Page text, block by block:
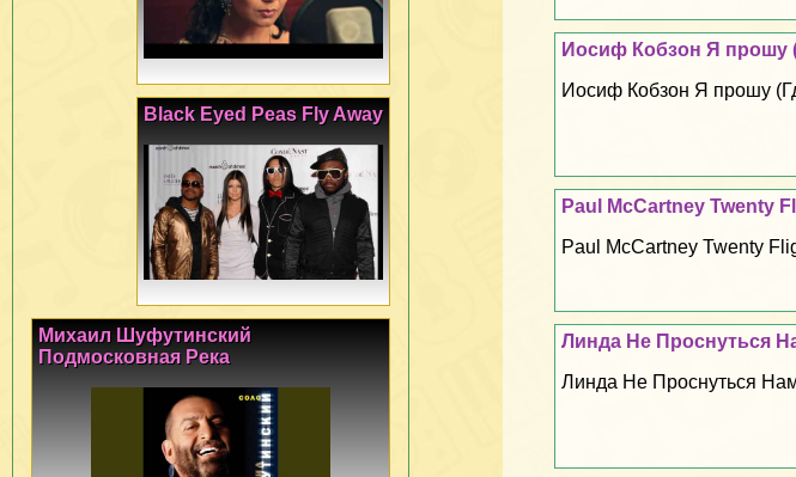
Иосиф Кобзон Я прошу
Иосиф Кобзон Я прошу
Paul McCartney Twenty
Paul McCartney Twenty
Линда Не Проснуться
Линда Не Проснуться
Black Eyed Peas Fly Away
Михаил Шуфутинский
Подмосковная Река